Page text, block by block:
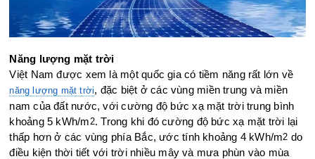
Năng lượng mặt trời
Việt Nam được xem là một quốc gia có tiềm năng rất lớn về
năng lượng mặt trời, đặc biệt ở các vùng miền trung và miền
nam của đất nước, với cường độ bức xạ mặt trời trung bình
khoảng 5 kWh/m 2. Trong khi đó cường độ bức xạ mặt trời lại
thấp hơn ở các vùng phía Bắc, ước tính khoảng 4 kWh/m2 do
điều kiện thời tiết với trời nhiều mây và mưa phùn vào mùa